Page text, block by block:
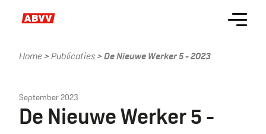
Menu
Home Publicaties De Nieuwe Werker 5 - 2023
September 2023
De Nieuwe Werker 5 -